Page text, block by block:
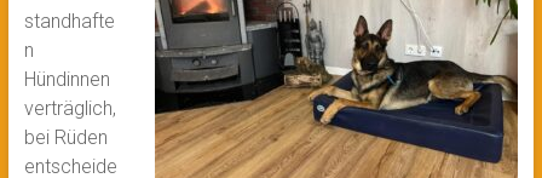
standhafte
n
Hündinnen
verträglich,
bei Rüden
entscheide